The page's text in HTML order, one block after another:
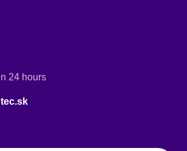
24 hours